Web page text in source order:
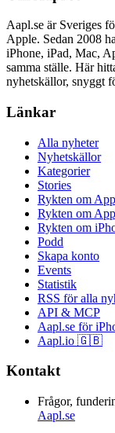
Aapl.se är Sveriges
Apple. Sedan 2008
iPhone, iPad, Mac,
samma ställe. Här
nyhetskällor, snyggt
Länkar
Alla nyheter
Nyhetskällor
Kategorier
Stories
Rykten om
Rykten om
Rykten om
Podd
Skapa konto
Events
Statistik
RSS för alla
API & MCP
Aapl.se för
Aapl.io 🇬🇧
Kontakt
Frågor,
Aapl.se